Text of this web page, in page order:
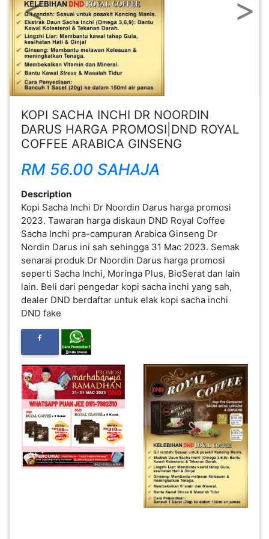
KOPI SACHA INCHI DR NOORDIN
DARUS HARGA PROMOSI|DND ROYAL
COFFEE ARABICA GINSENG
RM 56.00 SAHAJA
Description
Kopi Sacha Inchi Dr Noordin Darus harga promosi
2023. Tawaran harga diskaun DND Royal Coffee
Sacha Inchi pra-campuran Arabica Ginseng Dr
Nordin Darus ini sah sehingga 31 Mac 2023. Semak
senarai produk Dr Noordin Darus harga promosi
seperti Sacha Inchi, Moringa Plus, BioSerat dan lain
lain. Beli dari pengedar kopi sacha inchi yang sah,
dealer DND berdaftar untuk elak kopi sacha inchi
DND fake
FESYEN
WANITA(0)
KECANTIKAN(7)
FESYEN
LELAKI(0)
MINYAK
WANGI(8)
PENDIDIKAN(19)
DERMA
DAN
INFAK(0)
ARTIKEL(14)
PEMBORONG(2)
PRODUK
DIGITAL(29)